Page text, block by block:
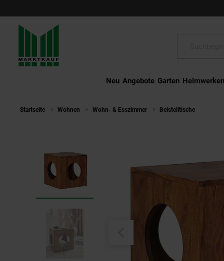
Neu Angebote Garten Heimwerken
Startseite Wohnen Wohn- & Esszimmer Beistelltische